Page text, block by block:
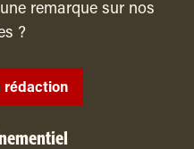
remarque sur nos
?
rédaction